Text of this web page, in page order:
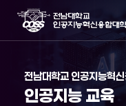
전남대학교 인공지능혁
인공지능 교육